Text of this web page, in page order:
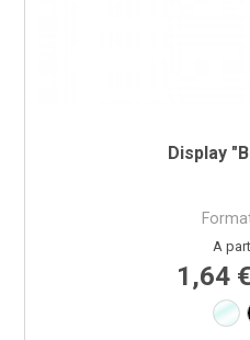
Display
A
1,64 €